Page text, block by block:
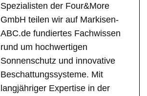
Spezialisten der Four&More
GmbH teilen wir auf Markisen-
ABC.de fundiertes Fachwissen
rund um hochwertigen
Sonnenschutz und innovative
Beschattungssysteme. Mit
langjähriger Expertise in der